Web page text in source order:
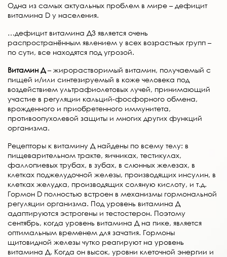
Одна из самых актуальных проблем в мире – дефицит
витамина D у населения.
…дефицит витамина Д3 является очень
распространённым явлением у всех возрастных групп –
по сути, все находятся под угрозой.
Витамин Д– жирорастворимый витамин, получаемый с
пищей и/или синтезируемый в коже человека под
воздействием ультрафиолетовых лучей, принимающий
участие в регуляции кальций-фосфорного обмена,
врожденного и приобретенного иммунитета,
противоопухолевой защиты и многих других функций
организма.
Рецепторы к витамину Д найдены по всему телу: в
пищеварительном тракте, яичниках, тестикулах,
фаллопиевых трубах, в зубах, в слюнных железах, в
клетках поджелудочной железы, производящих инсулин, в
клетках желудка, производящих соляную кислоту, и т.д.
Гормон D полностью встроен в механизмы гормональной
регуляции организма. Под уровень витамина Д
адаптируются эстрогены и тестостерон. Поэтому
сентябрь, когда уровень витамина Д на пике, является
оптимальным временем для зачатия. Гормоны
щитовидной железы чутко реагируют на уровень
витамина Д. Когда он высок, уровни клеточной энергии и